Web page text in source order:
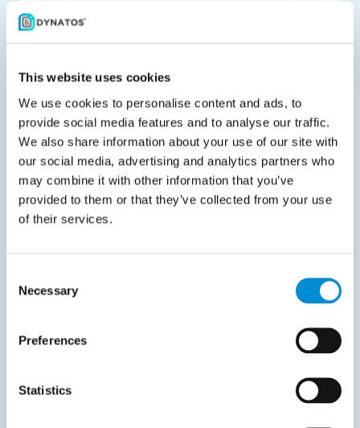
This website uses cookies
We use cookies to personalise content and ads, to
provide social media features and to analyse our traffic.
We also share information about your use of our site with
our social media, advertising and analytics partners who
may combine it with other information that you’ve
provided to them or that they’ve collected from your use
of their services.
Selection
Necessary
Preferences
Statistics
de Notas de Entrega?
automatiza el procesamiento y la
gestión de las notas de entrega,
asegurando precisión, cumplimiento y
eficiencia al verificar los bienes y
servicios recibidos contra las órdenes
de compra.
¿Cómo mejora la precisión el
eficiencia operativa?